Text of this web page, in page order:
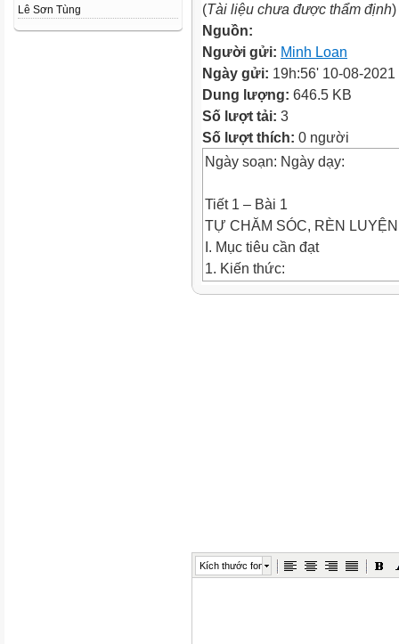
Lê Sơn Tùng
(Tài liệu chưa được thẩm định)
Nguồn:
Người gửi: Minh Loan
Ngày gửi: 19h:56' 10-08-2021
Dung lượng: 646.5 KB
Số lượt tải: 3
Số lượt thích: 0 người
Ngày soạn: Ngày dạy:
Tiết 1 – Bài 1
TỰ CHĂM SÓC, RÈN
I. Mục tiêu cần đạt
1. Kiến thức:
Kích thước font